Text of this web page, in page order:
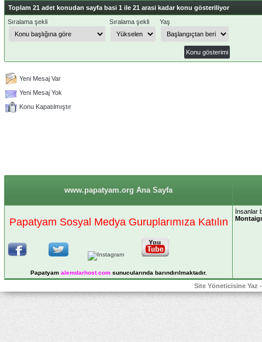
Toplam 21 adet konudan sayfa basi 1 ile 21 arasi kadar konu gösteriliyor
Sıralama şekli
Sıralama şekli Yaş
Yeni Mesaj Var
Yeni Mesaj Yok
Konu Kapatılmıştır
www.papatyam.org Ana Sayfa
Papatyam Sosyal Medya Guruplarımıza Katılın
Papatyam alemdarhost.comsunucularında barındırılmaktadır.
İnsanlar
Site Yöneticisine Yaz